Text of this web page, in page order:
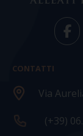
CONTATTI
Via
(+39)